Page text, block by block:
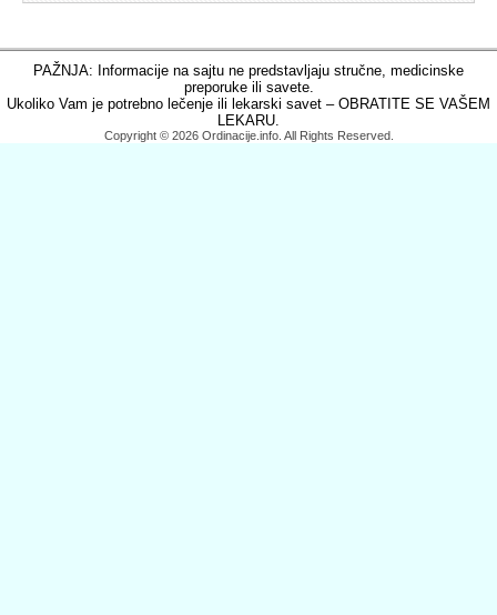
PAŽNJA: Informacije na sajtu ne predstavljaju stručne, medicinske
preporuke ili savete.
Ukoliko Vam je potrebno lečenje ili lekarski savet – OBRATITE SE VAŠEM
LEKARU.
Copyright © 2026 Ordinacije.info. All Rights Reserved.